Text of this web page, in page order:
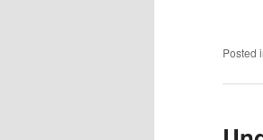
Posted